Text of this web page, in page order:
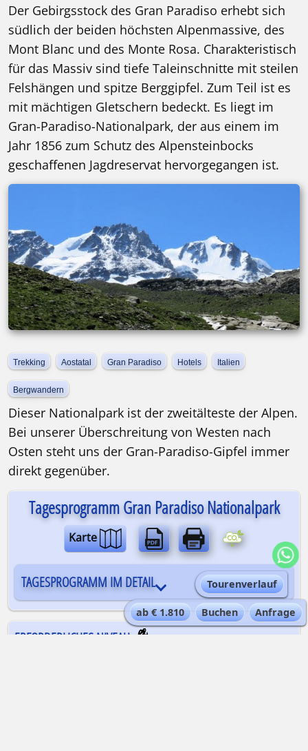
ab € 1.810 Buchen Anfrage
Tourenverlauf
Der Gebirgsstock des Gran Paradiso erhebt sich
südlich der beiden höchsten Alpenmassive, des
Mont Blanc und des Monte Rosa. Charakteristisch
für das Massiv sind tiefe Taleinschnitte mit steilen
Felshängen und spitze Berggipfel. Zum Teil ist es
mit mächtigen Gletschern bedeckt. Es liegt im
Gran-Paradiso-Nationalpark, der aus einem im
Jahr 1856 zum Schutz des Alpensteinbocks
geschaffenen Jagdreservat hervorgegangen ist.
Trekking Aostatal Gran Paradiso Hotels Italien
Bergwandern
Dieser Nationalpark ist der zweitälteste der Alpen.
Bei unserer Überschreitung von Westen nach
Osten steht uns der Gran-Paradiso-Gipfel immer
direkt gegenüber.
Tagesprogramm Gran Paradiso Nationalpark
Karte
TAGESPROGRAMM IM DETAIL
ERFORDERLICHES NIVEAU